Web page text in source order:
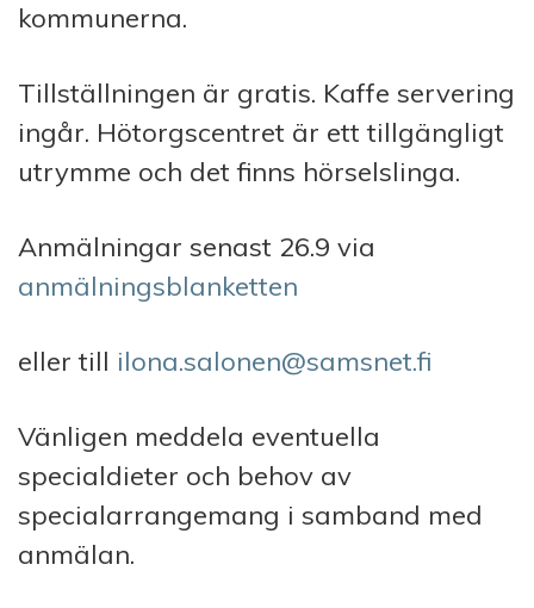
kommunerna.
Tillställningen är gratis. Kaffe servering
ingår. Hötorgscentret är ett tillgängligt
utrymme och det finns hörselslinga.
Anmälningar senast 26.9 via
anmälningsblanketten
eller till ilona.salonen@samsnet.fi
Vänligen meddela eventuella
specialdieter och behov av
specialarrangemang i samband med
anmälan.